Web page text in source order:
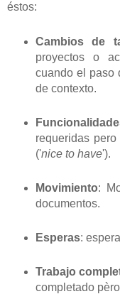
éstos:
Cambios de
proyectos o
cuando el paso
de contexto.
requeridas
('nice to have').
Movimiento:
documentos.
Esperas:
Trabajo
completado